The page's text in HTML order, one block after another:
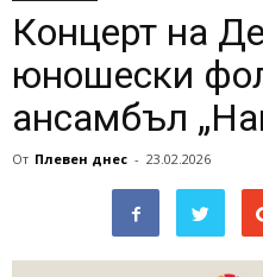
Концерт на
юношески
ансамбъл
От Плевен днес - 23.02.2026